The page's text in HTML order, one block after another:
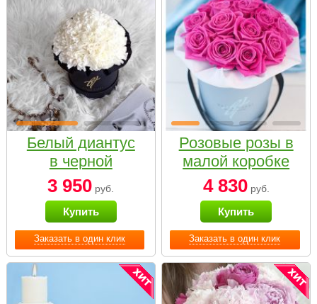
Заказать в один клик
Белый диантус
в черной
коробке Small
3 950 руб.
Купить
Заказать в один клик
Розовые розы в
малой коробке
4 830руб.
Купить